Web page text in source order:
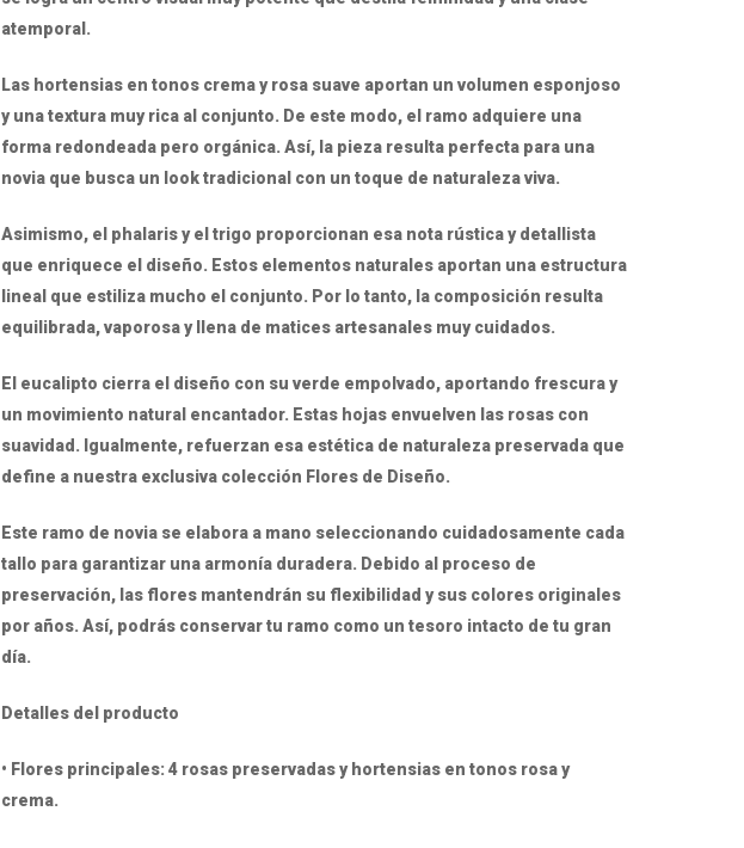
atemporal.
Las hortensias en tonos crema y rosa suave aportan un volumen esponjoso
y una textura muy rica al conjunto. De este modo, el ramo adquiere una
forma redondeada pero orgánica. Así, la pieza resulta perfecta para una
novia que busca un look tradicional con un toque de naturaleza viva.
Asimismo, el phalaris y el trigo proporcionan esa nota rústica y detallista
que enriquece el diseño. Estos elementos naturales aportan una estructura
lineal que estiliza mucho el conjunto. Por lo tanto, la composición resulta
equilibrada, vaporosa y llena de matices artesanales muy cuidados.
El eucalipto cierra el diseño con su verde empolvado, aportando frescura y
un movimiento natural encantador. Estas hojas envuelven las rosas con
suavidad. Igualmente, refuerzan esa estética de naturaleza preservada que
define a nuestra exclusiva colección Flores de Diseño.
Este ramo de novia se elabora a mano seleccionando cuidadosamente cada
tallo para garantizar una armonía duradera. Debido al proceso de
preservación, las flores mantendrán su flexibilidad y sus colores originales
por años. Así, podrás conservar tu ramo como un tesoro intacto de tu gran
día.
Detalles del producto
• Flores principales: 4 rosas preservadas y hortensias en tonos rosa y
crema.